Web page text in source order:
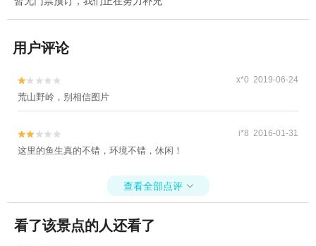
用户评论

 x*0 2019-06-24
荒山野岭，别相信图片

 i*8 2016-01-31
这里的鱼生真的不错，环境不错，休闲！
查看全部点评 
看了该景点的人还看了